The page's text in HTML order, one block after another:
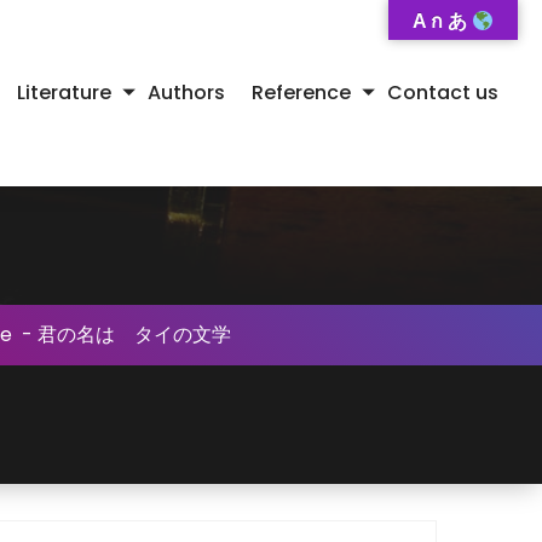
Literature Authors Reference Contact us
- 君の名は タイの文学
A ก あ